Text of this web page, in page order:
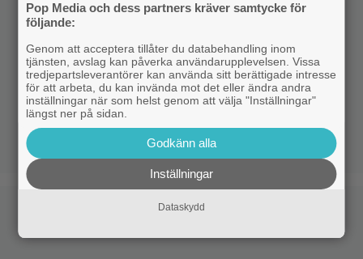
Pop Media och dess partners kräver samtycke för
följande:
Genom att acceptera tillåter du databehandling inom
tjänsten, avslag kan påverka användarupplevelsen. Vissa
tredjepartsleverantörer kan använda sitt berättigade intresse
för att arbeta, du kan invända mot det eller ändra andra
inställningar när som helst genom att välja "Inställningar"
längst ner på sidan.
Godkänn alla
Inställningar
Dataskydd